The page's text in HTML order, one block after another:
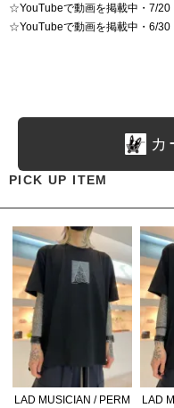
☆YouTubeで動画を掲載中・7/20
☆YouTubeで動画を掲載中・6/30
カ
PICK UP ITEM
LAD MUSICIAN / PERM LAD